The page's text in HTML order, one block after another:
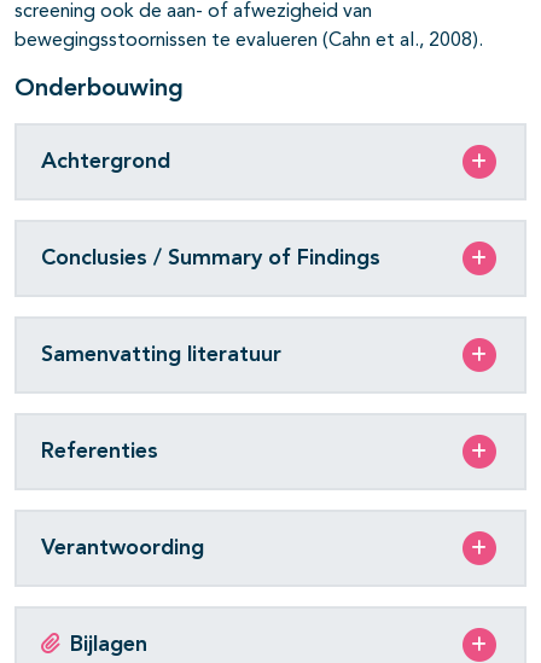
screening ook de aan- of afwezigheid van
bewegingsstoornissen te evalueren (Cahn et al., 2008).
Onderbouwing
Achtergrond
Conclusies / Summary of Findings
Samenvatting literatuur
Referenties
Verantwoording
Bijlagen